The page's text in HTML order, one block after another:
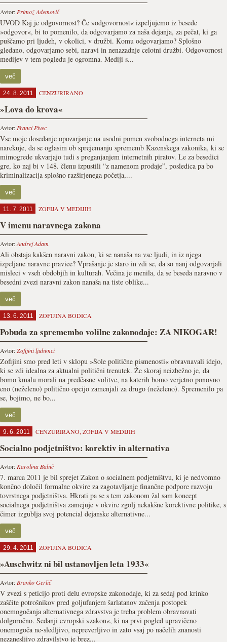
Avtor: Primož Ademovič
UVOD Kaj je odgovornost? Če »odgovornost« izpeljujemo iz besede
»odgovor«, bi to pomenilo, da odgovarjamo za naša dejanja, za pečat, ki ga
puščamo pri ljudeh, v okolici, v družbi. Komu odgovarjamo? Splošno
gledano, odgovarjamo sebi, naravi in nenazadnje celotni družbi. Odgovornost
medijev v tem pogledu je ogromna. Mediji s...
več
24. 8. 2011 CENZURIRANO
»Lova do krova«
Avtor: Franci Pivec
Vse moje dosedanje opozarjanje na usodni pomen svobodnega interneta mi
narekuje, da se oglasim ob sprejemanju sprememb Kazenskega zakonika, ki se
mimogrede ukvarjajo tudi s preganjanjem internetnih piratov. Le za besedici
gre, ko naj bi v 148. členu izpustili “z namenom prodaje”, posledica pa bo
kriminalizacija splošno razširjenega početja,...
več
11. 7. 2011 ZOFIJA V MEDIJIH
V imenu naravnega zakona
Avtor:Andrej Adam
Ali obstaja kakšen naravni zakon, ki se nanaša na vse ljudi, in iz njega
izpeljane naravne pravice? Vprašanje je staro in zdi se, da so nanj odgovarjali
misleci v vseh obdobjih in kulturah. Večina je menila, da se beseda naravno v
besedni zvezi naravni zakon nanaša na tiste oblike...
več
13. 6. 2011 ZOFIJINA BODICA
Pobuda za spremembo volilne zakonodaje: ZA NIKOGAR!
Avtor:Zofijini ljubimci
Zofijini smo pred leti v sklopu »Šole politične pismenosti« obravnavali idejo,
ki se zdi idealna za aktualni politični trenutek. Že skoraj neizbežno je, da
bomo kmalu morali na predčasne volitve, na katerih bomo verjetno ponovno
eno (neželeno) politično opcijo zamenjali za drugo (neželeno). Spremenilo pa
se, bojimo, ne bo...
več
9. 6. 2011 CENZURIRANO, ZOFIJA V MEDIJIH
Socialno podjetništvo: korektiv in alternativa
Avtor: Karolina Babič
7. marca 2011 je bil sprejet Zakon o socialnem podjetništvu, ki je nedvomno
končno določil formalne okvire za zagotavljanje finančne podpore razvoju
tovrstnega podjetništva. Hkrati pa se s tem zakonom žal sam koncept
socialnega podjetništva zamejuje v okvire zgolj nekakšne korektivne politike, s
čimer izgublja svoj potencial dejanske alternativne...
več
29. 4. 2011 ZOFIJINA BODICA
»Auschwitz ni bil ustanovljen leta 1933«
Avtor: Branko Gerlič
V zvezi s peticijo proti delu evropske zakonodaje, ki za sedaj pod krinko
zaščite potrošnikov pred goljufanjem šarlatanov začenja postopek
onemogočanja alternativnega zdravstva je treba problem obravnavati
dolgoročno. Sedanji evropski »zakon«, ki na prvi pogled upravičeno
onemogoča ne-sledljivo, nepreverljivo in zato vsaj po načelih znanosti
nezanesljivo zdravilstvo je brez...